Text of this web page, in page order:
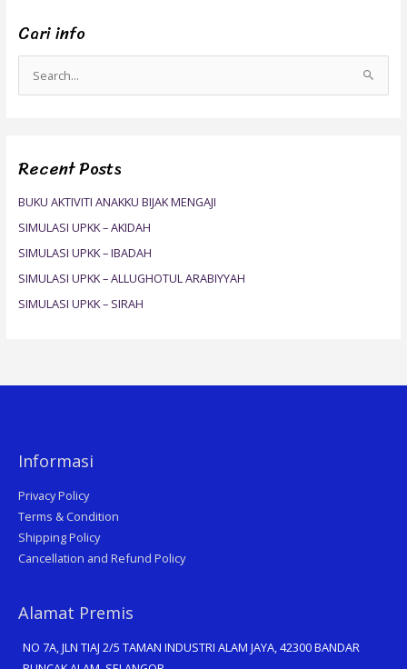
Cari info
e
c
o
r
:
Recent Posts
BUKU AKTIVITI ANAKKU BIJAK MENGAJI
SIMULASI UPKK – AKIDAH
SIMULASI UPKK – IBADAH
SIMULASI UPKK – ALLUGHOTUL ARABIYYAH
SIMULASI UPKK – SIRAH
Informasi
Privacy Policy
Terms & Condition
Shipping Policy
Cancellation and Refund Policy
Alamat Premis
NO 7A, JLN TIAJ 2/5 TAMAN INDUSTRI ALAM JAYA, 42300 BANDAR